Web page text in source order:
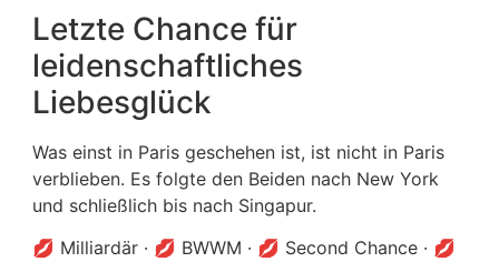
Letzte Chance für
leidenschaftliches
Liebesglück
Was einst in Paris geschehen ist, ist nicht in Paris
verblieben. Es folgte den Beiden nach New York
und schließlich bis nach Singapur.
💋 Milliardär · 💋 BWWM · 💋 Second Chance · 💋